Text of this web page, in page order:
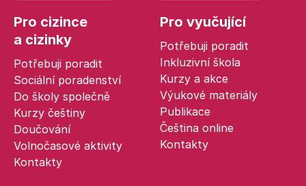
Pro cizince
a cizinky
Potřebuji poradit
Sociální poradenství
Do školy společně
Kurzy češtiny
Doučování
Volnočasové aktivity
Kontakty
Pro vyučující
Potřebuji poradit
Inkluzivní škola
Kurzy a akce
Výukové materiály
Publikace
Čeština online
Kontakty